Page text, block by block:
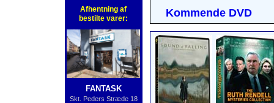
Afhentning af
bestilte varer:
FANTASK
Skt. Peders Stræde 18
mørke hemmeligheder afsløres,
og naturens vrede slippes løs.
Læs mere her....
Kommende DVD